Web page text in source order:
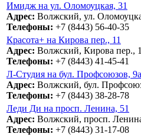
Имидж на ул. Оломоуцкая, 31
Адрес: Волжский, ул.
Телефоны: +7 (8443) 56-40-35
Красота+ на Кирова пер., 11
Адрес: Волжский, Кирова пер.,
Телефоны: +7 (8443) 41-45-41
Л-Студия на бул. Профсоюзов, 9а
Адрес: Волжский, бул.
Телефоны: +7 (8443) 38-28-78
Леди Ди на просп. Ленина, 51
Адрес: Волжский, просп.
Телефоны: +7 (8443) 31-17-08